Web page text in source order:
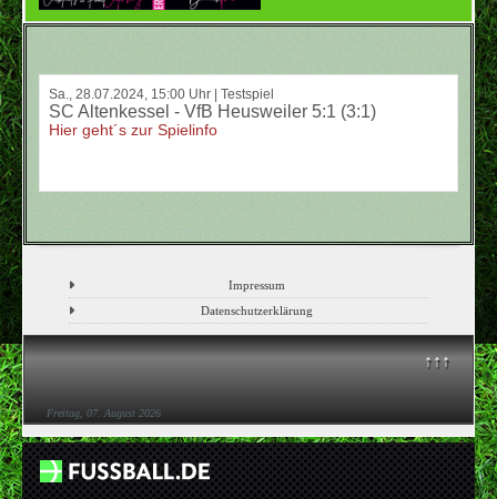
Impressum
Datenschutzerklärung
↑↑↑
Freitag, 07. August 2026
Sa., 28.07.2024, 15:00 Uhr | Testspiel
SC Altenkessel - VfB Heusweiler 5:1 (3:1)
Hier geht´s zur Spielinfo